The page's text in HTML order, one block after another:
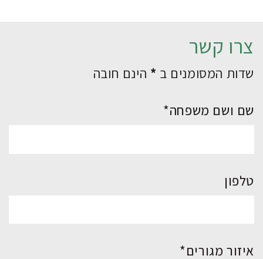
צרו קשר
שדות המסומנים ב * הינם חובה
שם ושם משפחה*
טלפון
איזור מגורים*